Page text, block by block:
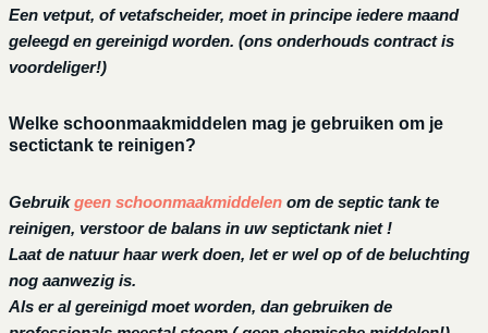
Een vetput, of vetafscheider, moet in principe iedere maand
geleegd en gereinigd worden. (ons onderhouds contract is
voordeliger!)
Welke schoonmaakmiddelen mag je gebruiken om je
sectictank te reinigen?
Gebruikgeen schoonmaakmiddelen om de septic tank te
reinigen, verstoor de balans in uw septictank niet !
Laat de natuur haar werk doen, let er wel op of de beluchting
nog aanwezig is.
Als er al gereinigd moet worden, dan gebruiken de